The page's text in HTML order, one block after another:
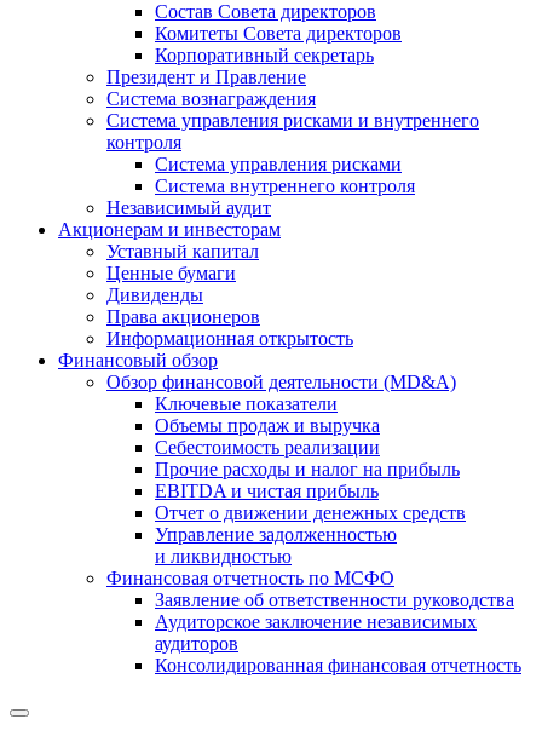
Состав Совета директоров
Комитеты Совета директоров
Корпоративный секретарь
Президент и Правление
Система вознаграждения
Система управления рисками и внутреннего
контроля
Система управления рисками
Система внутреннего контроля
Независимый аудит
Акционерам и инвесторам
Уставный капитал
Ценные бумаги
Дивиденды
Права акционеров
Информационная открытость
Финансовый обзор
Обзор финансовой деятельности (MD&A)
Ключевые показатели
Объемы продаж и выручка
Себестоимость реализации
Прочие расходы и налог на прибыль
EBITDA и чистая прибыль
Отчет о движении денежных средств
Управление задолженностью
и ликвидностью
Финансовая отчетность по МСФО
Заявление об ответственности руководства
Аудиторское заключение независимых
аудиторов
Консолидированная финансовая отчетность